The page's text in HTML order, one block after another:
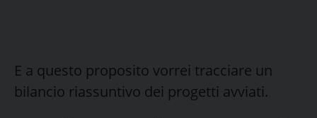
E a questo proposito vorrei tracciare un
bilancio riassuntivo dei progetti avviati.